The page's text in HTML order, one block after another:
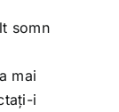
somn
mai
i